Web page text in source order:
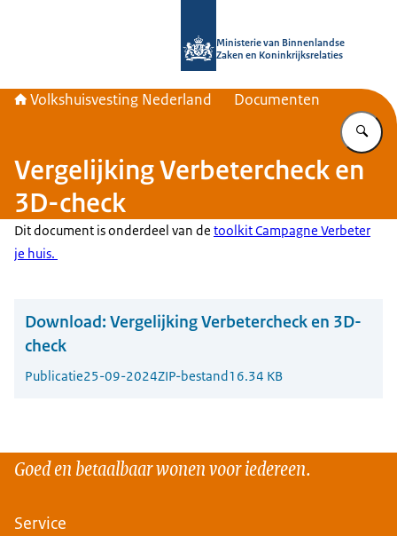
Ministerie van Binnenlandse
Zaken en Koninkrijksrelaties
Volkshuisvesting Nederland Documenten
Vergelijking Verbetercheck en
3D-check
Dit document is onderdeel van de toolkit Campagne Verbeter
je huis.
Download: Vergelijking Verbetercheck en 3D-
check
Publicatie25-09-2024ZIP-bestand16.34 KB
Goed en betaalbaar wonen voor iedereen.
Service